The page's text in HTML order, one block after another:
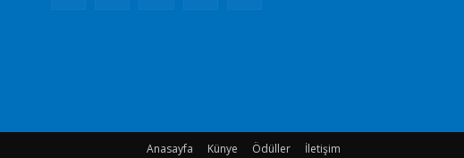
Anasayfa Künye Ödüller İletişim